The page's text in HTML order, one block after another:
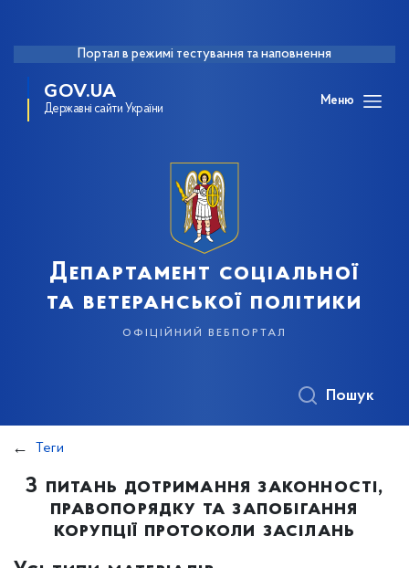
Портал в режимі тестування та наповнення
GOV.UA
Державні сайти України
Меню
Департамент соціальної
та ветеранської політики
офіційний вебпортал
Пошук
Теги
З питань дотримання законності,
правопорядку та запобігання
корупції протоколи засілань